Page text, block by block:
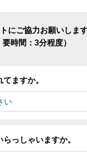
にご協力お願いしま
要時間：3分程度）
ますか。
っしゃいますか。